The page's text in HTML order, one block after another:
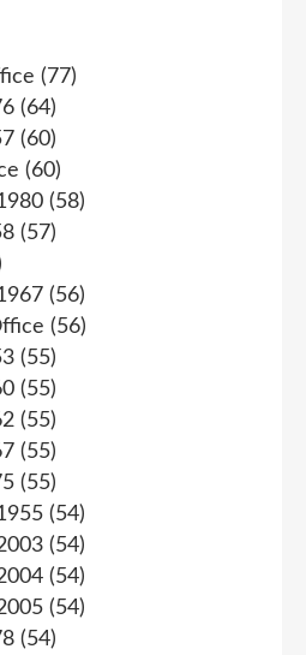
(77)
(64)
(60)
(60)
(58)
(57)
(56)
(56)
(55)
(55)
(55)
(55)
(55)
(54)
(54)
(54)
(54)
(54)